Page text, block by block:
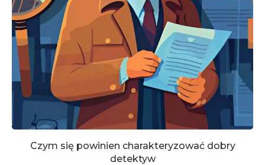
Czym się powinien charakteryzować dobry
detektyw